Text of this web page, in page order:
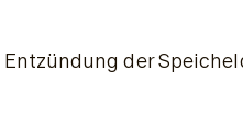
der